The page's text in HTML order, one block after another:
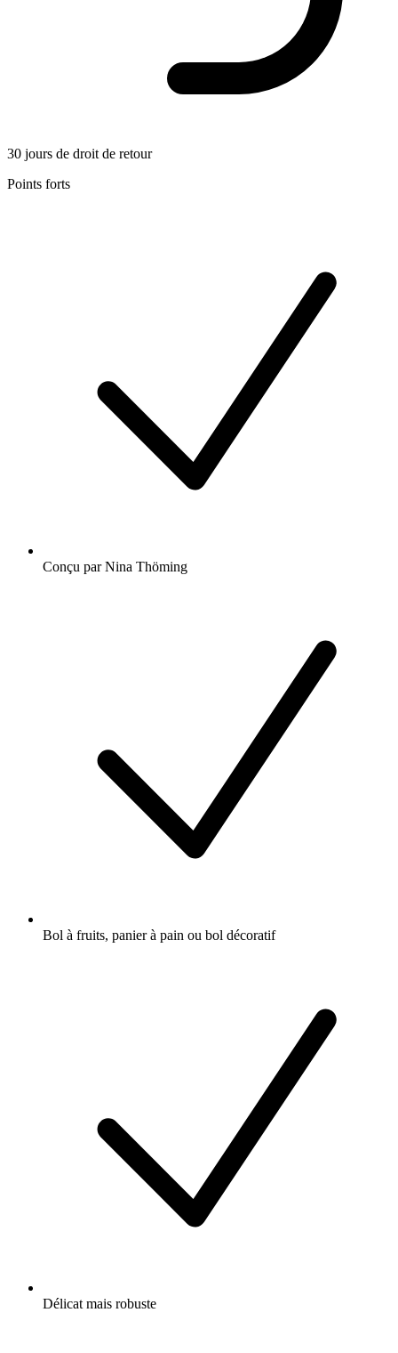
30 jours de droit de retour
Points forts
Conçu par Nina Thöming
Bol à fruits, panier à pain ou bol décoratif
Délicat mais robuste